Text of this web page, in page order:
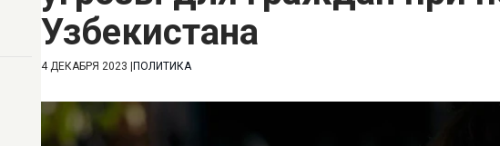
Узбекистана
4 ДЕКАБРЯ 2023 ПОЛИТИКА